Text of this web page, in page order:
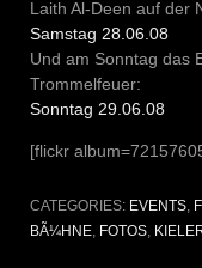
Laith Al-Deen auf der
Samstag 28.06.08
Und am Sonntag das
Trommelfeuer:
Sonntag 29.06.08
[flickr
CATEGORIES: EVENTS
BÃ¼HNE FOTOS